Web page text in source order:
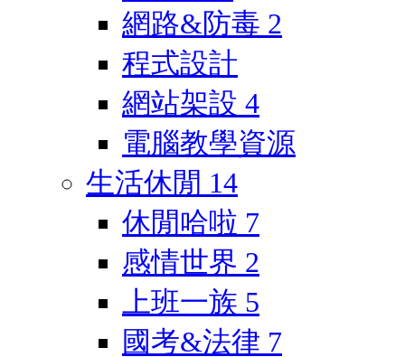
網路&防毒 2
程式設計
網站架設 4
電腦教學資源
生活休閒 14
休閒哈啦 7
感情世界 2
上班一族 5
國考&法律 7